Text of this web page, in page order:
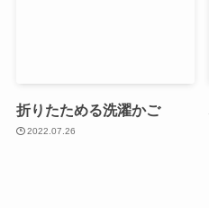
折りたためる洗濯かご
2022.07.26